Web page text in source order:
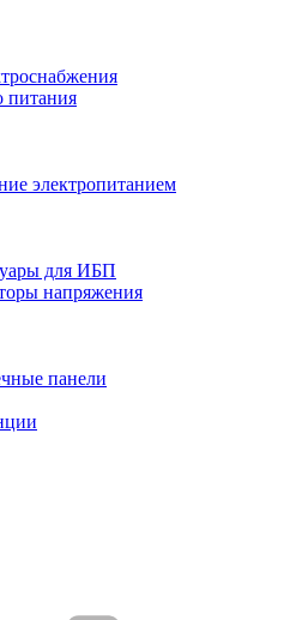
питания
электропитанием
для ИБП
напряжения
панели